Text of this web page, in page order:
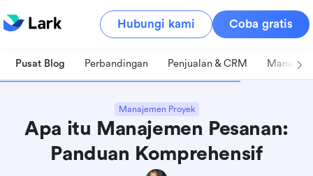
Hubungi kami Coba gratis
Pusat Blog Perbandingan Penjualan & CRM
Manajemen Proyek
Apa itu Manajemen Pesanan:
Panduan Komprehensif